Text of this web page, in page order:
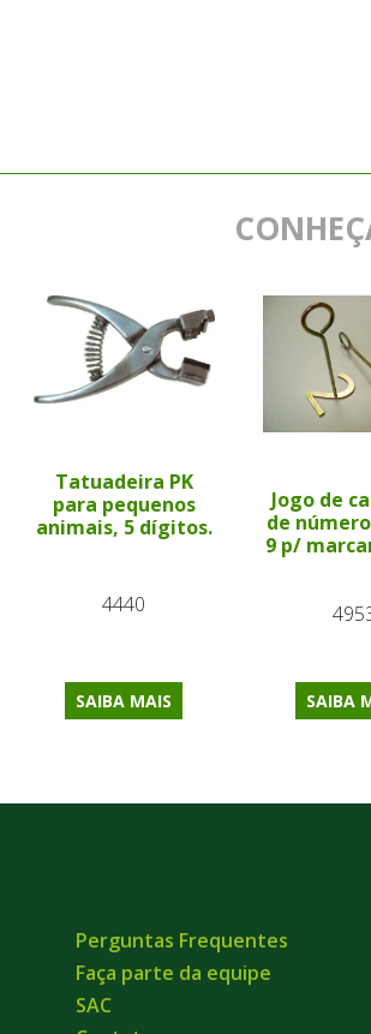
Tatuadeira PK
para pequenos
animais, 5 dígitos.
4440
SAIBA MAIS
Jogo de
de
9 p/
SAIBA
Perguntas Frequentes
Faça parte da equipe
SAC